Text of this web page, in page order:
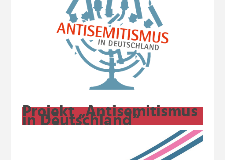
Projekt „Antisemitismus
in Deutschland“